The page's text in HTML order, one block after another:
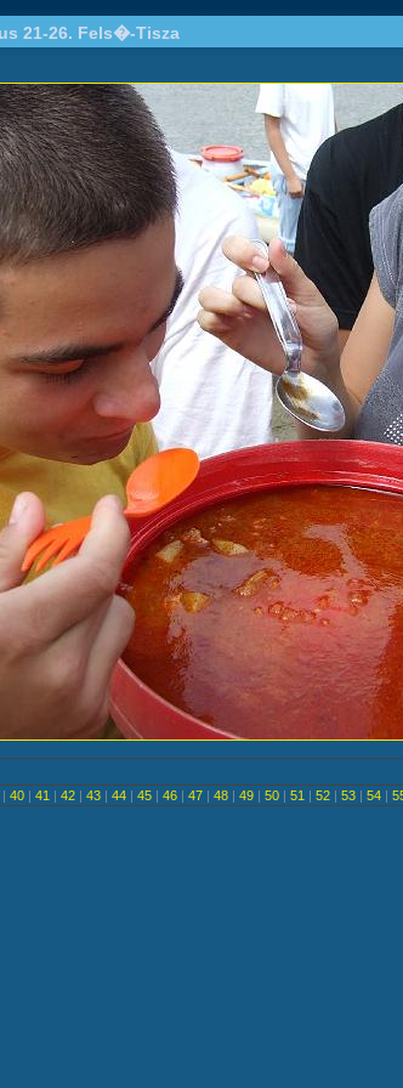
21-26. Fels�-Tisza
| 40 | 41 | 42 | 43 | 44 | 45 | 46 | 47 | 48 | 49 | 50 | 51 | 52 | 53 | 54 |